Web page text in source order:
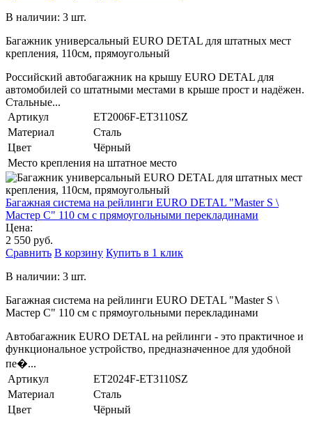
В наличии: 3 шт.
Багажник универсальный EURO DETAL для штатных мест
крепления, 110см, прямоугольный
Российский автобагажник на крышу EURO DETAL для
автомобилей со штатными местами в крыше прост и надёжен.
Стальные...
Артикул
ET2006F-ET3110SZ
Материал
Сталь
Цвет
Чёрный
Место крепления на штатное место
Багажная система на рейлинги EURO DETAL "Master S \
Мастер С" 110 см с прямоугольными перекладинами
Цена:
2 550 руб.
Сравнить В корзину Купить в 1 клик
В наличии: 3 шт.
Багажная система на рейлинги EURO DETAL "Master S \
Мастер С" 110 см с прямоугольными перекладинами
Автобагажник EURO DETAL на рейлинги - это практичное и
функциональное устройство, предназначенное для удобной
пе�...
Артикул
ET2024F-ET3110SZ
Материал
Сталь
Цвет
Чёрный